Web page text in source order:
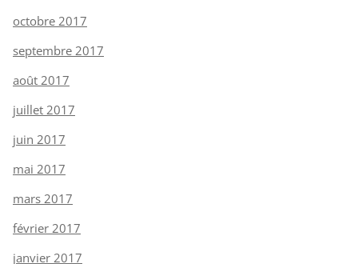
octobre 2017
septembre 2017
août 2017
juillet 2017
juin 2017
mai 2017
mars 2017
février 2017
janvier 2017